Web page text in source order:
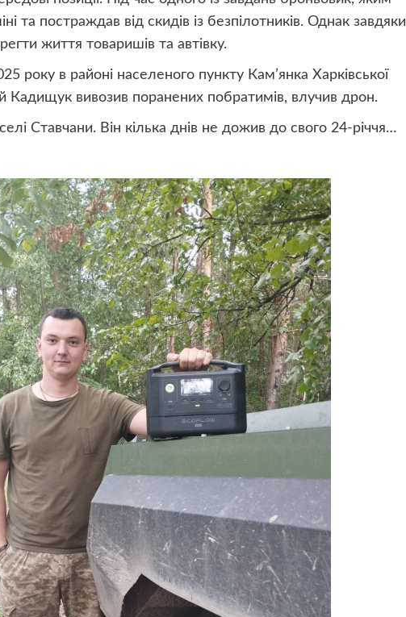
та постраждав від скидів із безпілотників. Однак завдяки
життя товаришів та автівку.
року в районі населеного пункту Кам’янка Харківської
Кадищук вивозив поранених побратимів, влучив дрон.
Ставчани. Він кілька днів не дожив до свого 24-річчя…